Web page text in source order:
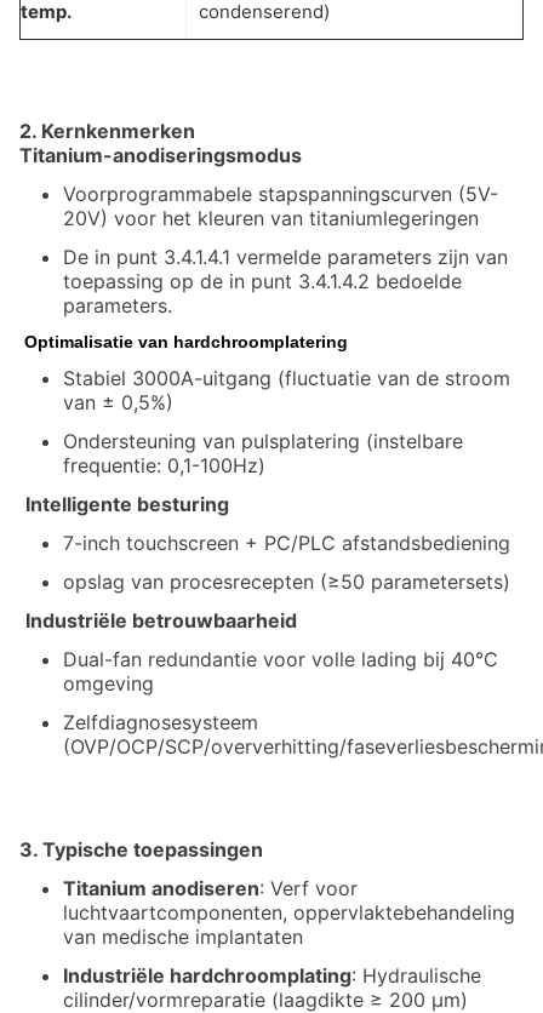
temp. condenserend)
2. Kernkenmerken
Titanium-anodiseringsmodus
Voorprogrammabele stapspanningscurven (5V-
20V) voor het kleuren van titaniumlegeringen
De in punt 3.4.1.4.1 vermelde parameters zijn van
toepassing op de in punt 3.4.1.4.2 bedoelde
parameters.
Optimalisatie van hardchroomplatering
Stabiel 3000A-uitgang (fluctuatie van de stroom
van ± 0,5%)
Ondersteuning van pulsplatering (instelbare
frequentie: 0,1-100Hz)
Intelligente besturing
7-inch touchscreen + PC/PLC afstandsbediening
opslag van procesrecepten (≥50 parametersets)
Industriële betrouwbaarheid
Dual-fan redundantie voor volle lading bij 40°C
omgeving
Zelfdiagnosesysteem
(OVP/OCP/SCP/oververhitting/
3. Typische toepassingen
Titanium anodiseren: Verf voor
luchtvaartcomponenten, oppervlaktebehandeling
van medische implantaten
Industriële hardchroomplating: Hydraulische
cilinder/vormreparatie (laagdikte ≥ 200 μm)